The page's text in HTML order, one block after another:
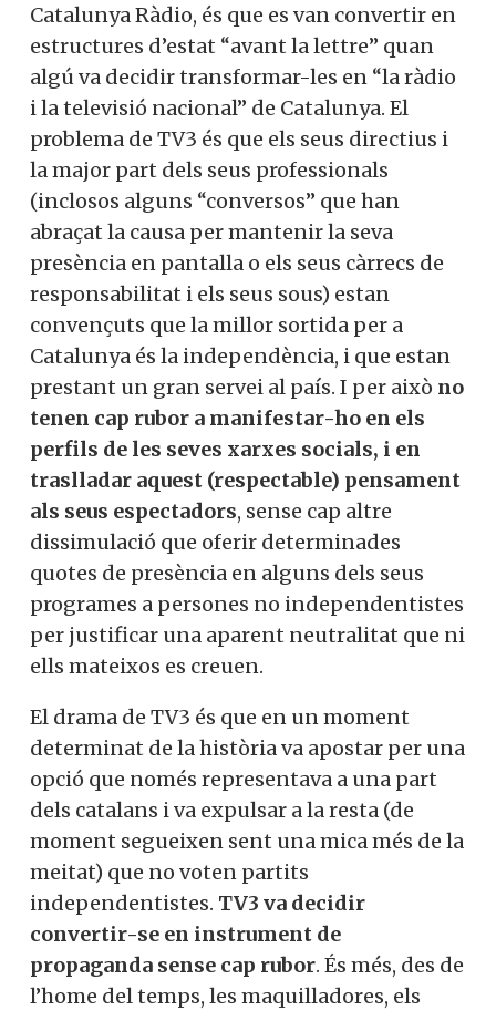
Catalunya Ràdio, és que es van convertir en
estructures d’estat “avant la lettre” quan
algú va decidir transformar-les en “la ràdio
i la televisió nacional” de Catalunya. El
problema de TV3 és que els seus directius i
la major part dels seus professionals
(inclosos alguns “conversos” que han
abraçat la causa per mantenir la seva
presència en pantalla o els seus càrrecs de
responsabilitat i els seus sous) estan
convençuts que la millor sortida per a
Catalunya és la independència, i que estan
prestant un gran servei al país. I per això no
tenen cap rubor a manifestar-ho en els
perfils de les seves xarxes socials, i en
traslladar aquest (respectable) pensament
als seus espectadors, sense cap altre
dissimulació que oferir determinades
quotes de presència en alguns dels seus
programes a persones no independentistes
per justificar una aparent neutralitat que ni
ells mateixos es creuen.
El drama de TV3 és que en un moment
determinat de la història va apostar per una
opció que només representava a una part
dels catalans i va expulsar a la resta (de
moment segueixen sent una mica més de la
meitat) que no voten partits
independentistes. TV3 va decidir
convertir-se en instrument de
propaganda sense cap rubor. És més, des de
l’home del temps, les maquilladores, els